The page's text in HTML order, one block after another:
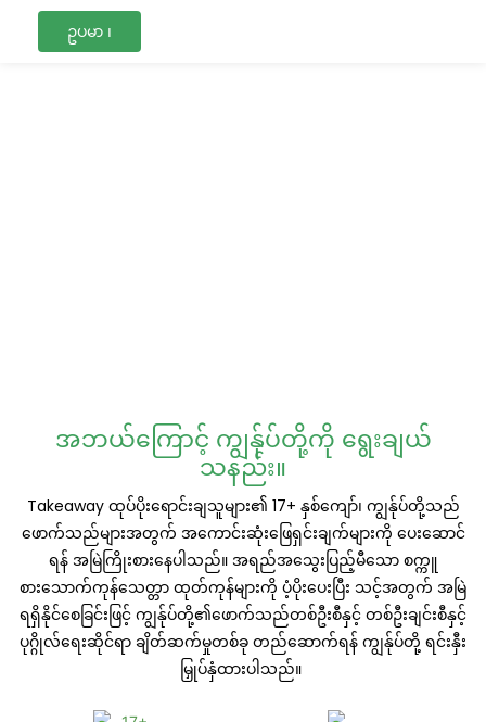
ဥပမာ ၊
အဘယ်ကြောင့် ကျွန်ုပ်တို့ကို ရွေးချယ်
သနည်း။
Takeaway ထုပ်ပိုးရောင်းချသူများ၏ 17+ နှစ်ကျော်၊ ကျွန်ုပ်တို့သည်
ဖောက်သည်များအတွက် အကောင်းဆုံးဖြေရှင်းချက်များကို ပေးဆောင်
ရန် အမြဲကြိုးစားနေပါသည်။ အရည်အသွေးပြည့်မီသော စက္ကူ
စားသောက်ကုန်သေတ္တာ ထုတ်ကုန်များကို ပံ့ပိုးပေးပြီး သင့်အတွက် အမြဲ
ရရှိနိုင်စေခြင်းဖြင့် ကျွန်ုပ်တို့၏ဖောက်သည်တစ်ဦးစီနှင့် တစ်ဦးချင်းစီနှင့်
ပုဂ္ဂိုလ်ရေးဆိုင်ရာ ချိတ်ဆက်မှုတစ်ခု တည်ဆောက်ရန် ကျွန်ုပ်တို့ ရင်းနှီး
မြှုပ်နှံထားပါသည်။